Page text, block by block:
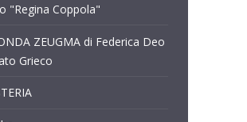
"Regina Coppola"
ZEUGMA di Federica Deo
Grieco